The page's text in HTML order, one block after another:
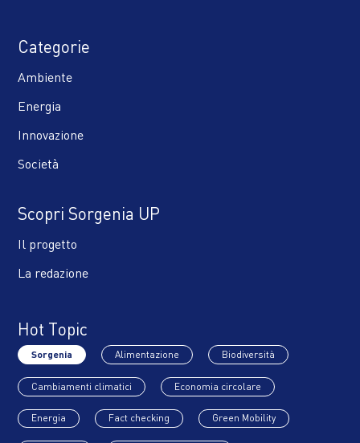
Categorie
Ambiente
Energia
Innovazione
Società
Scopri Sorgenia UP
Il progetto
La redazione
Hot Topic
Sorgenia Alimentazione Biodiversità
Cambiamenti climatici Economia circolare
Energia Fact checking Green Mobility